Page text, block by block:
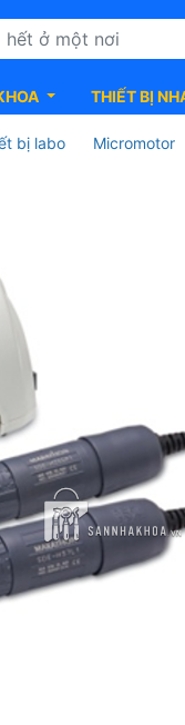
THIẾT BỊ
bị labo Micromotor